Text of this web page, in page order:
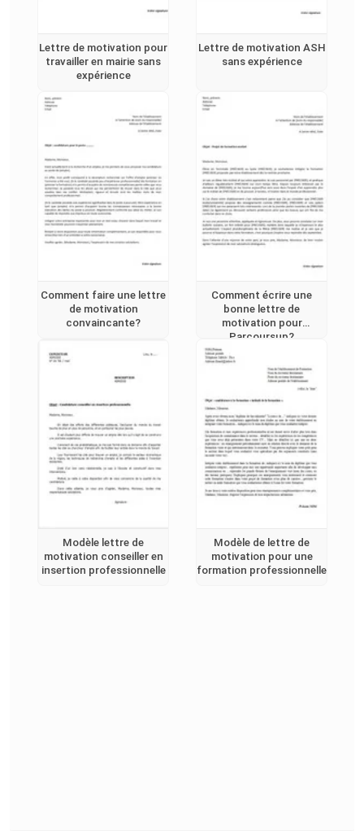
Lettre de motivation pour
travailler en mairie sans
expérience
Lettre de motivation ASH
sans expérience
Comment faire une lettre
de motivation
convaincante?
Comment écrire une
bonne lettre de
motivation pour
Parcoursup?
Modèle lettre de
motivation conseiller en
insertion professionnelle
Modèle de lettre de
motivation pour une
formation professionnelle